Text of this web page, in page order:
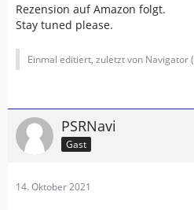
Rezension auf Amazon folgt.
Stay tuned please.
Einmal editiert, zuletzt von Navigator (
PSRNavi
Gast
14. Oktober 2021